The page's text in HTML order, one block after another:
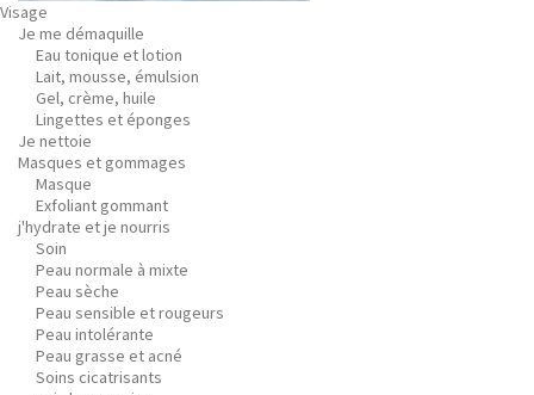
Visage
Je me démaquille
Eau tonique et lotion
Lait, mousse, émulsion
Gel, crème, huile
Lingettes et éponges
Je nettoie
Masques et gommages
Masque
Exfoliant gommant
j'hydrate et je nourris
Soin
Peau normale à mixte
Peau sèche
Peau sensible et rougeurs
Peau intolérante
Peau grasse et acné
Soins cicatrisants